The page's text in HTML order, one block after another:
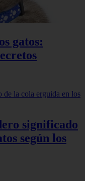
gatos:
significado
según los